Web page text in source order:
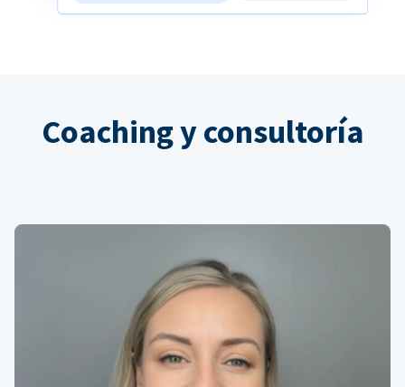
Coaching y consultoría